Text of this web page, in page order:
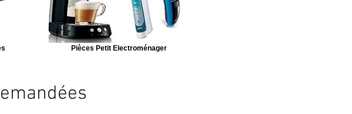
Pièces Petit Electroménager